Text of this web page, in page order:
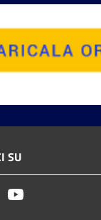
SU